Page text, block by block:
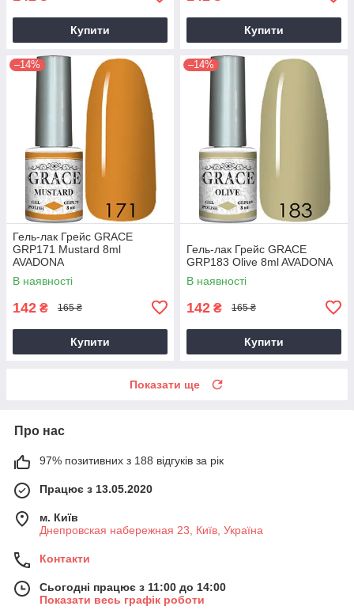
Купити Купити
–14%
Гель-лак Грейс GRACE
GRP171 Mustard 8ml
AVADONA
В наявності
142 ₴ 165 ₴
Купити
–14%
Гель-лак Грейс GRACE
GRP183 Olive 8ml AVADONA
В наявності
142 ₴ 165 ₴
Купити
Показати ще
Про нас
97% позитивних з 188 відгуків за рік
Працює з 13.05.2020
м. Київ
Днепровская набережная 23, Київ, Україна
Контакти
Сьогодні працює з 11:00 до 14:00
Показати весь графік роботи